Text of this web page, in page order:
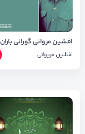
افشین مروانی گورانی باران
افشین مریوانی